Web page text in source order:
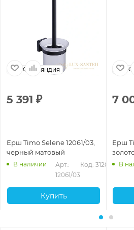
Финляндия
5 391 ₽
Ерш Timo Selene 12061/03,
черный матовый
В наличии
Арт.:
12061/03
Код: 31200
Купить
7
Ерш
В